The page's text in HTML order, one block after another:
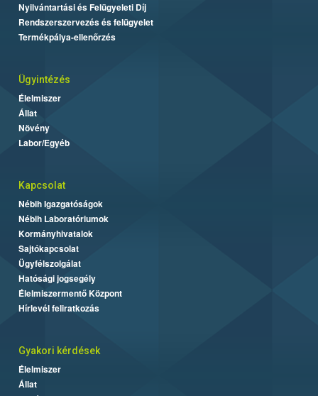
Nyilvántartási és Felügyeleti Díj
Rendszerszervezés és felügyelet
Termékpálya-ellenőrzés
Ügyintézés
Élelmiszer
Állat
Növény
Labor/Egyéb
Kapcsolat
Nébih Igazgatóságok
Nébih Laboratóriumok
Kormányhivatalok
Sajtókapcsolat
Ügyfélszolgálat
Hatósági jogsegély
Élelmiszermentő Központ
Hírlevél feliratkozás
Gyakori kérdések
Élelmiszer
Állat